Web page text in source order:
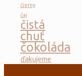
čierny
čaj
čistá
chuť
čokoláda
ďakujeme